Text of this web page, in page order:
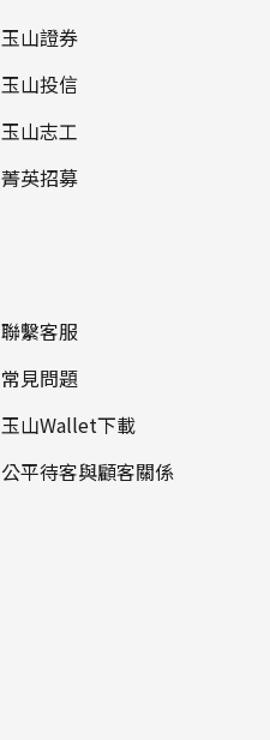
玉山證券
玉山投信
玉山志工
菁英招募
聯繫客服
常見問題
玉山Wallet下載
公平待客與顧客關係